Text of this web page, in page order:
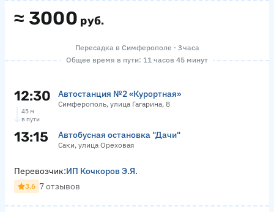
≈ 3000 руб.
Пересадка в Симферополе · 3 часа
Общее время в пути: 11 часов 45 минут
12:30 Автостанция №2 «Курортная»
Симферополь, улица Гагарина, 8
45 м
в пути
13:15 Автобусная остановка "Дачи"
Саки, улица Ореховая
Перевозчик:ИП Кочкоров Э.Я.
3.6 7 отзывов